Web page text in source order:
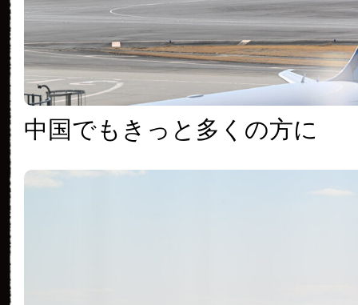
中国でもきっと多くの方に